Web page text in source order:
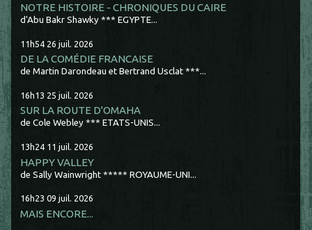
NOTRE HISTOIRE - CHRONIQUES DU CAIRE
d'Abu Bakr Shawky *** EGYPTE...
11h54 26 juil. 2026
DE LA COMÉDIE FRANCAISE
de Martin Darondeau et Bertrand Usclat ***...
16h13 25 juil. 2026
SUR LA ROUTE D'OMAHA
de Cole Webley *** ETATS-UNIS...
13h24 11 juil. 2026
HAPPY VALLEY
de Sally Wainwright ***** ROYAUME-UNI...
16h23 09 juil. 2026
MAIS ENCORE...